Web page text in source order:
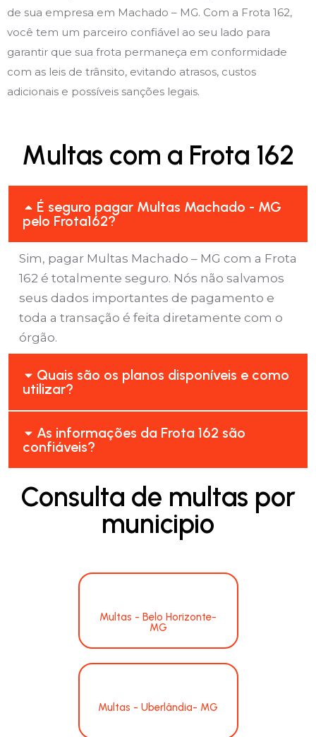
de sua empresa em Machado – MG. Com a Frota 162,
você tem um parceiro confiável ao seu lado para
garantir que sua frota permaneça em conformidade
com as leis de trânsito, evitando atrasos, custos
adicionais e possíveis sanções legais.
Multas com a Frota 162
É seguro pagar Multas Machado - MG
pelo Frota162?
Sim, pagar Multas Machado – MG com a Frota
162 é totalmente seguro. Nós não salvamos
seus dados importantes de pagamento e
toda a transação é feita diretamente com o
órgão.
Quais são os planos disponíveis e como
utilizar?
As informações da Frota 162 são
confiáveis?
Consulta de multas por
municipio
Multas - Belo Horizonte-
MG
Multas - Uberlândia- MG